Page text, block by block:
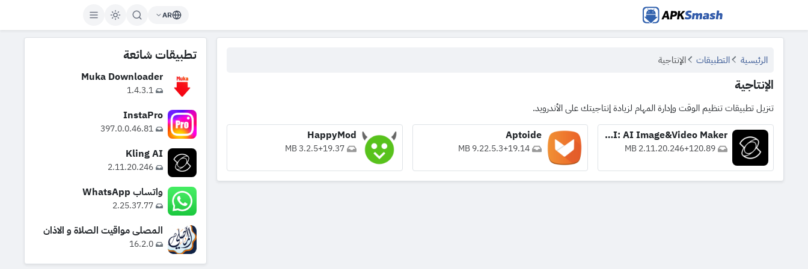
APKSmash
AR
الرئيسية التطبيقات الإنتاجية
الإنتاجية
تنزيل تطبيقات تنظيم الوقت وإدارة المهام لزيادة إنتاجيتك على الأندرويد.
Kling AI: AI Image&Video Maker
2.11.20.246+120.89 MB
Aptoide
9.22.5.3+19.14 MB
HappyMod
3.2.5+19.37 MB
تطبيقات شائعة
Muka Downloader
1.4.3.1
InstaPro
397.0.0.46.81
Kling AI
2.11.20.246
واتساب WhatsApp
2.25.37.77
المصلي مواقيت الصلاة و الاذان
16.2.0